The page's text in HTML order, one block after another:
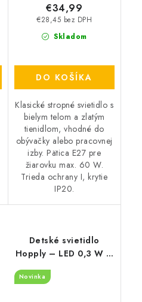
Skladom
€28,45 bez DPH
€34,99
DO KOŠÍKA
Klasické stropné svietidlo s
bielym telom a zlatým
tienidlom, vhodné do
obývačky alebo pracovnej
izby. Pätica E27 pre
žiarovku max. 60 W.
Trieda ochrany I, krytie
IP20.
Detské svietidlo
Hopply – LED 0,3 W –
6000 K
Novinka